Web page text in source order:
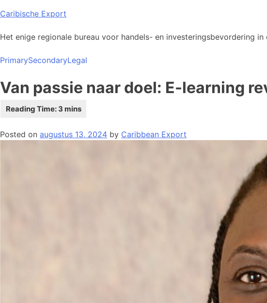
Skip
content
Caribische Export
Het enige regionale bureau voor handels- en investeringsbevordering
PrimarySecondaryLegal
Van passie naar doel: E-learning
Posted on augustus 13, 2024 by Caribbean Export